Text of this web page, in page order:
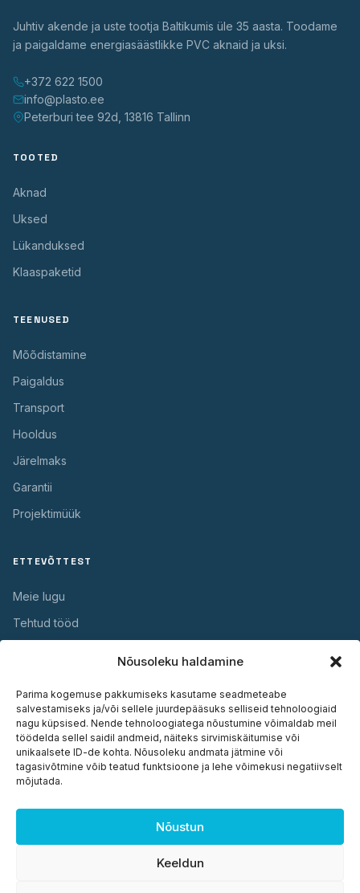
Nõusoleku haldamine
Parima kogemuse pakkumiseks kasutame seadmeteabe
salvestamiseks ja/või sellele juurdepääsuks selliseid tehnoloogiaid
nagu küpsised. Nende tehnoloogiatega nõustumine võimaldab meil
töödelda sellel saidil andmeid, näiteks sirvimiskäitumise või
unikaalsete ID-de kohta. Nõusoleku andmata jätmine või
tagasivõtmine võib teatud funktsioone ja lehe võimekusi negatiivselt
mõjutada.
Nõustun
Keeldun
Juhtiv akende ja uste tootja Baltikumis üle 35 aasta. Toodame
ja paigaldame energiasäästlikke PVC aknaid ja uksi.
+372 622 1500
info@plasto.ee
Peterburi tee 92d, 13816 Tallinn
TOOTED
Aknad
Uksed
Lükanduksed
Klaaspaketid
TEENUSED
Mõõdistamine
Paigaldus
Transport
Hooldus
Järelmaks
Garantii
Projektimüük
ETTEVÕTTEST
Meie lugu
Tehtud tööd
KASULIK
Garantii
Hooldus
Paigaldus
Dokumendid